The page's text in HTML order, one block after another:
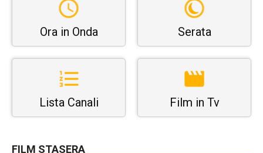
Ora in Onda Serata
Lista Canali Film in Tv
FILM STASERA